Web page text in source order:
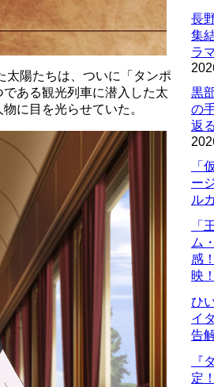
太陽たちは、ついに「タンポ
ある観光列車に潜入した太
に目を光らせていた。
長
集
ラ
黒
の
返
「
ー
ル
「
ム
感
映
ひ
イ
告
『
定